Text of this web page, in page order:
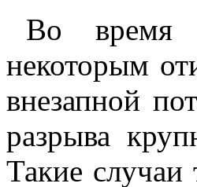
Во время
некоторым
внезапной
разрыва
Такие случаи